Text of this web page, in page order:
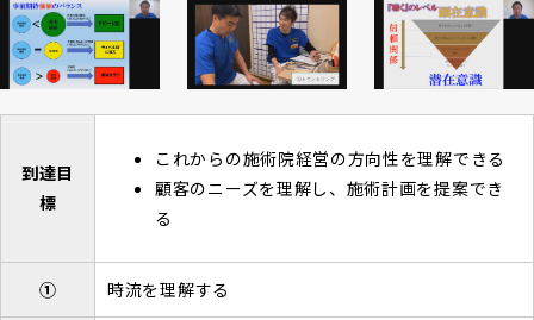
到達目
標
これからの施術院経営の方向性を理解できる
顧客のニーズを理解し、施術計画を提案でき
る
① 時流を理解する